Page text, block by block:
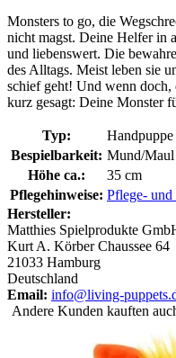
Monsters to go, die
nicht magst. Deine Helfer in
und liebenswert. Die
des Alltags. Meist leben sie
schief geht! Und wenn doch,
kurz gesagt: Deine Monster
Typ:
Handpuppe
Bespielbarkeit: Mund/Maul
Höhe ca.:
35 cm
Pflegehinweise: Pflege-
Hersteller:
Matthies Spielprodukte
Kurt A. Körber Chaussee 64
21033 Hamburg
Deutschland
Email: info@living-
Andere Kunden kauften